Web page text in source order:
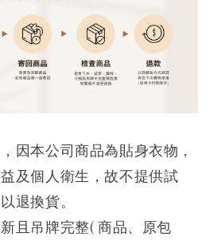
因本公司商品為貼身衣物，
及個人衛生，故不提供試
退換貨。
且吊牌完整( 商品、原包